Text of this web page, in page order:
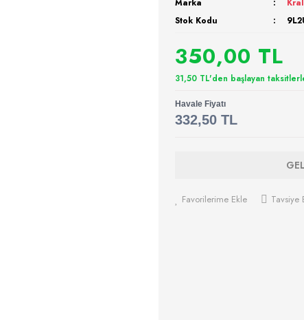
Marka
Stok Kodu
350,00 TL
31,50 TL'den başlayan
Havale Fiyatı
332,50 TL
Favorilerime Ekle Tavsiye